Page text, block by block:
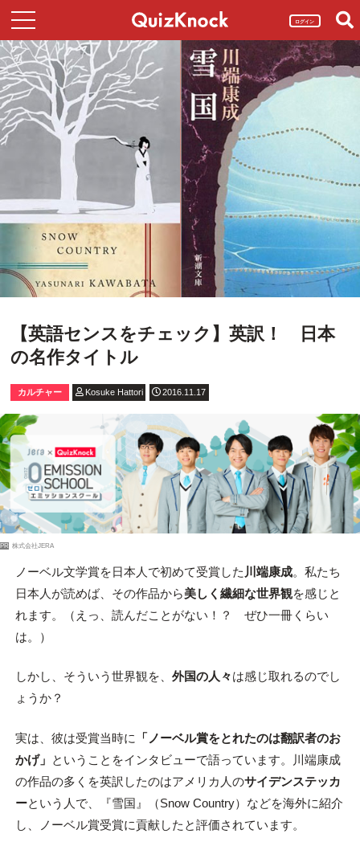
ログイン
【英語センスをチェック】英訳！ 日本
の名作タイトル
カルチャー Kosuke Hattori 2016.11.17
PR 株式会社JERA
ノーベル文学賞を日本人で初めて受賞した 川端康成。私たち
日本人が読めば、その作品から美しく繊細な世界観を感じと
れます。（えっ、読んだことがない！？ ぜひ一冊くらい
は。）
しかし、そういう世界観を、 外国の人々は感じ取れるのでし
ょうか？
実は、彼は受賞当時に
「ノーベル賞をとれたのは翻訳者のお
かげ」 ということをインタビューで語っています。川端康成
の作品の多くを英訳したのはアメリカ人のサイデンステッカ
ーという人で、『雪国』（Snow Country）などを海外に紹介
し、ノーベル賞受賞に貢献したと評価されています。